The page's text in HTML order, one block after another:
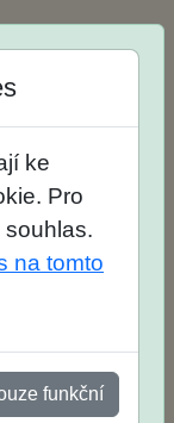
ke
Pro
souhlas.
na tomto
funkční